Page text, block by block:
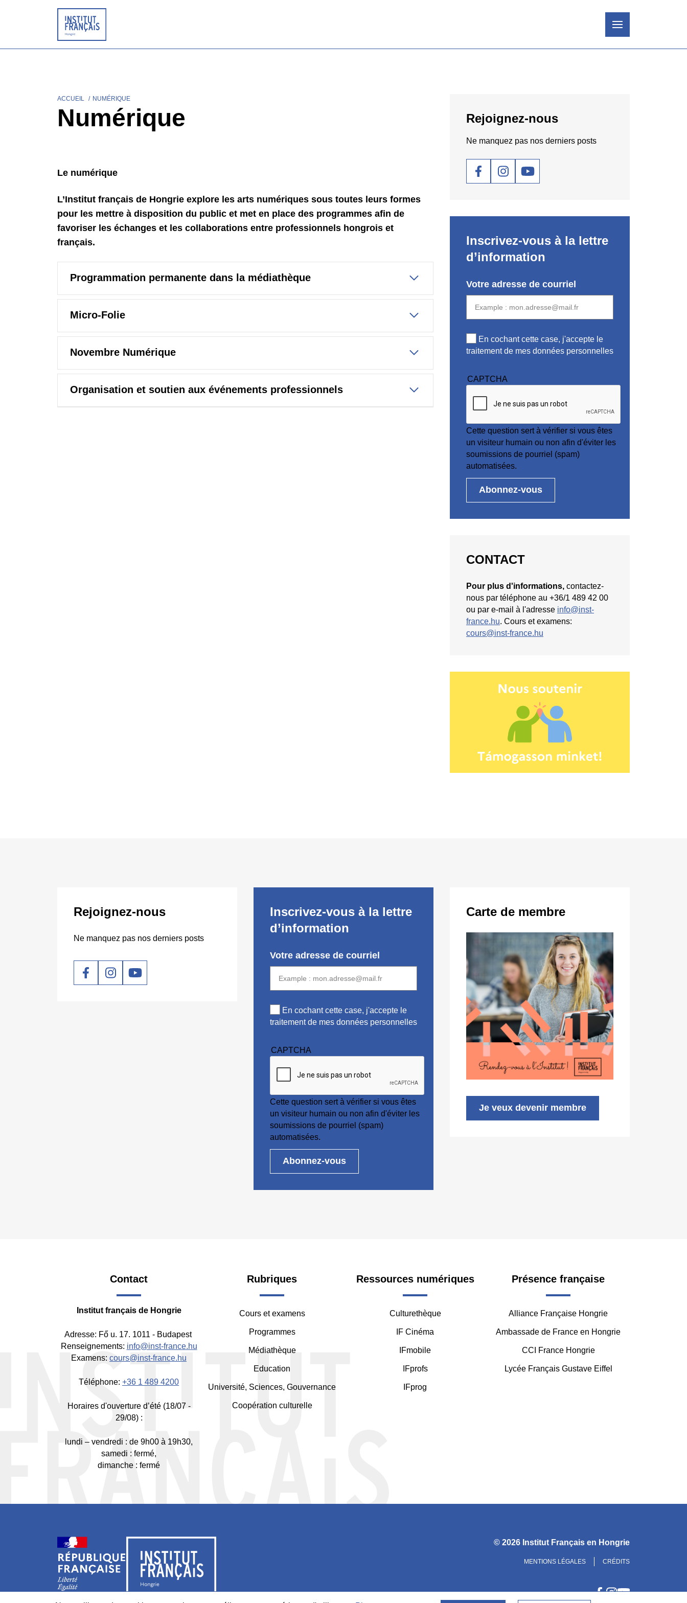
Fil
d'Ariane
ACCUEIL NUMÉRIQUE
Numérique
Le numérique
L’Institut français de Hongrie explore les arts numériques sous toutes leurs formes
pour les mettre à disposition du public et met en place des programmes afin de
favoriser les échanges et les collaborations entre professionnels hongrois et
français.
Programmation permanente dans la médiathèque
Micro-Folie
Novembre Numérique
Organisation et soutien aux événements professionnels
Rejoignez-nous
Ne manquez pas nos derniers posts
Social
Inscrivez-vous à la lettre
d’information
Votre adresse de courriel
En cochant cette case, j'accepte le
traitement de mes données personnelles
CAPTCHA
Cette question sert à vérifier si vous êtes
un visiteur humain ou non afin d'éviter les
soumissions de pourriel (spam)
automatisées.
CONTACT
Pour plus d'informations, contactez-
nous par téléphone au +36/1 489 42 00
ou par e-mail à l'adresse info@inst-
france.hu. Cours et examens:
cours@inst-france.hu
Rejoignez-nous
Ne manquez pas nos derniers posts
Social
Inscrivez-vous à la lettre
d’information
Votre adresse de courriel
En cochant cette case, j'accepte le
traitement de mes données personnelles
CAPTCHA
Cette question sert à vérifier si vous êtes
un visiteur humain ou non afin d'éviter les
soumissions de pourriel (spam)
automatisées.
Carte de membre
Je veux devenir membre
Contact
Institut français de Hongrie
Adresse: Fő u. 17. 1011 - Budapest
Renseignements: info@inst-france.hu
Examens: cours@inst-france.hu
Téléphone: +36 1 489 4200
Horaires d'ouverture d’été (18/07 -
29/08) :
lundi – vendredi : de 9h00 à 19h30,
samedi : fermé,
dimanche : fermé
Footer
Middle
Rubriques
Cours et examens
Programmes
Médiathèque
Education
Université, Sciences, Gouvernance
Coopération culturelle
Ressources numériques
Culturethèque
IF Cinéma
IFmobile
IFprofs
IFprog
Présence française
Alliance Française Hongrie
Ambassade de France en Hongrie
CCI France Hongrie
Lycée Français Gustave Eiffel
© 2026 Institut Français en Hongrie
-
MENTIONS LÉGALES CRÉDITS